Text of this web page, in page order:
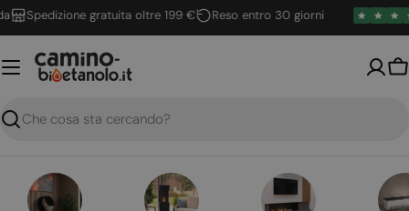
Vai
al
contenuto
Spedizione gratuita oltre 199 € Reso entro 30 giorni
Ricerca